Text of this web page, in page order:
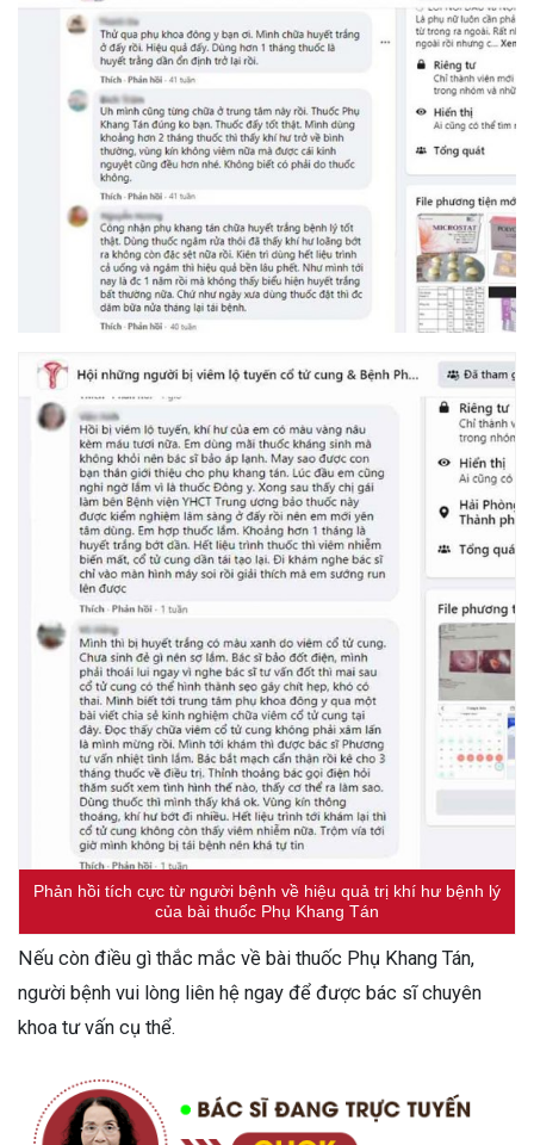
Phản hồi tích cực từ người bệnh về hiệu quả trị khí hư bệnh lý
của bài thuốc Phụ Khang Tán
Nếu còn điều gì thắc mắc về bài thuốc Phụ Khang Tán,
người bệnh vui lòng liên hệ ngay để được bác sĩ chuyên
khoa tư vấn cụ thể.